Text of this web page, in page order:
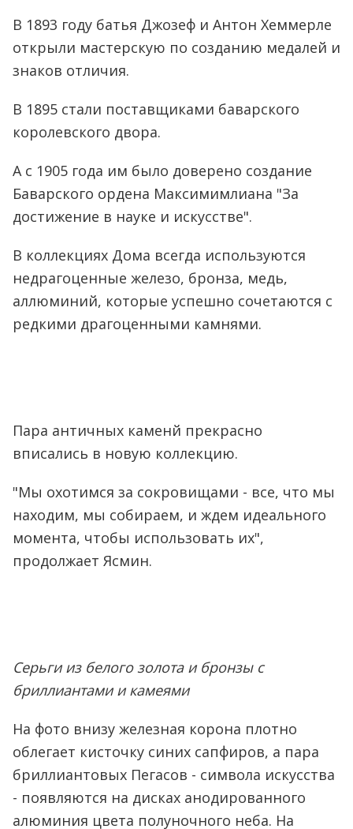
В 1893 году батья Джозеф и Антон Хеммерле
открыли мастерскую по созданию медалей и
знаков отличия.
В 1895 стали поставщиками баварского
королевского двора.
А с 1905 года им было доверено создание
Баварского ордена Максимимлиана "За
достижение в науке и искусстве".
В коллекциях Дома всегда используются
недрагоценные железо, бронза, медь,
аллюминий, которые успешно сочетаются с
редкими драгоценными камнями.
Пара античных каменй прекрасно
вписались в новую коллекцию.
"Мы охотимся за сокровищами - все, что мы
находим, мы собираем, и ждем идеального
момента, чтобы использовать их",
продолжает Ясмин.
Серьги из белого золота и бронзы с
бриллиантами и камеями
На фото внизу железная корона плотно
облегает кисточку синих сапфиров, а пара
бриллиантовых Пегасов - символа искусства
- появляются на дисках анодированного
алюминия цвета полуночного неба. На